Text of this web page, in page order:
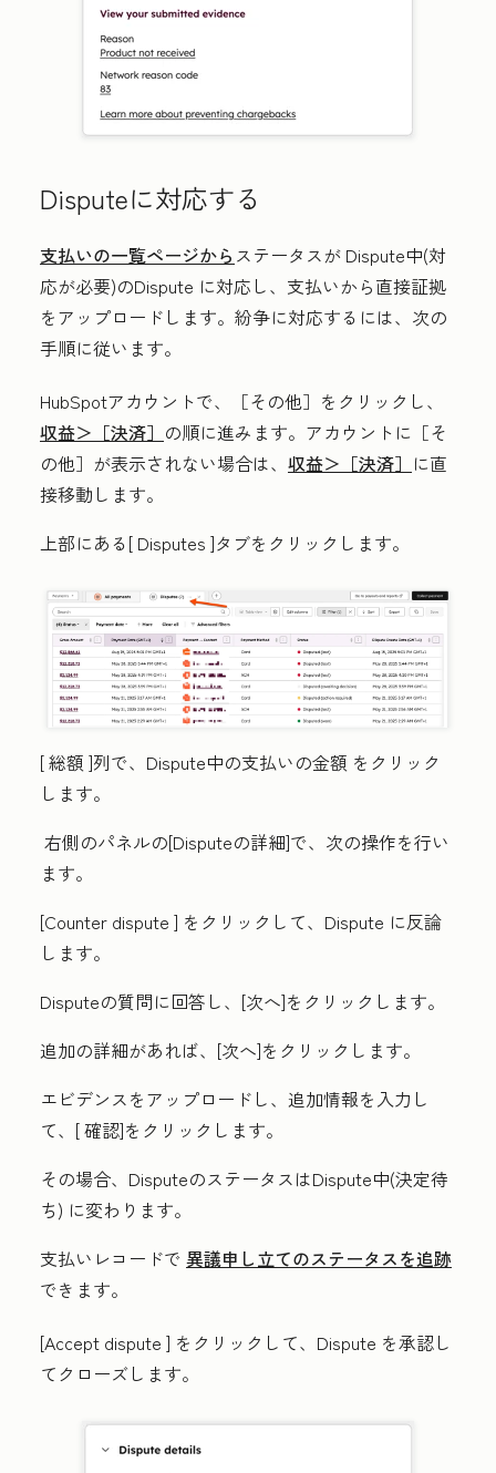
Disputeに対応する
支払いの一覧ページから ステータスが Dispute中(対
応が必要)のDispute に対応し、支払いから直接証拠
をアップロードします。紛争に対応するには、次の
手順に従います。
HubSpotアカウントで、
［その他］をクリックし、
収益＞ ［決済］ の順に進みます。アカウントに ［そ
の他］が表示されない場合は、 収益＞ ［決済］ に直
接移動します。
上部にある[ Disputes ]タブをクリックします。
[総額 ]列で、Dispute中の支払いの金額 をクリック
します。
右側のパネルの[Disputeの詳細]で、次の操作を行い
ます。
[Counter dispute ] をクリックして、Dispute に反論
します。
Disputeの質問に回答し、[次へ]をクリックします。
追加の詳細があれば、[次へ]をクリックします。
エビデンスをアップロードし、 追加情報を入力し
て、[確認]をクリックします。
その場合、DisputeのステータスはDispute中(決定待
ち) に変わります。
支払いレコードで 異議申し立てのステータスを追跡
できます。
[Accept dispute ] をクリックして、Dispute を承認し
てクローズします。